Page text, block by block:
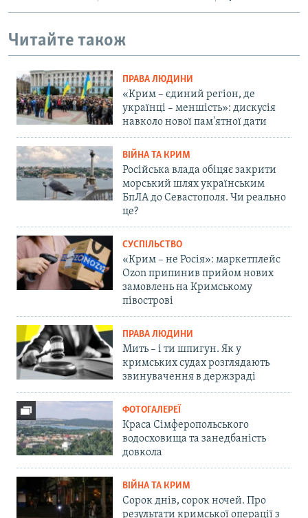
Читайте також
ПРАВА ЛЮДИНИ
«Крим – єдиний регіон, де
українці – меншість»: дискусія
навколо нової пам'ятної дати
ВІЙНА ТА КРИМ
Російська влада обіцяє закрити
морський шлях українським
БпЛА до Севастополя. Чи реально
це?
СУСПІЛЬСТВО
«Крим – не Росія»: маркетплейс
Ozon припинив прийом нових
замовлень на Кримському
півострові
ПРАВА ЛЮДИНИ
Мить – і ти шпигун. Як у
кримських судах розглядають
звинувачення в держзраді
ФОТОГАЛЕРЕЇ
Краса Сімферопольського
водосховища та занедбаність
довкола
ВІЙНА ТА КРИМ
Сорок днів, сорок ночей. Про
результати кримської операції з